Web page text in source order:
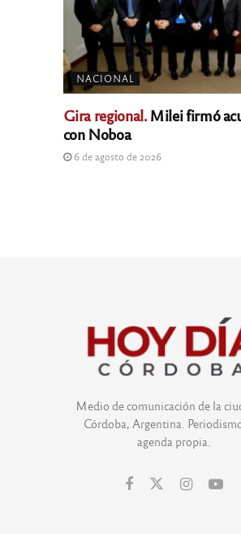
NACIONAL
Gira regional.Milei firmó
con Noboa
6 de agosto de 2026
Medio de comunicación de la
Córdoba, Argentina.
agenda propia.